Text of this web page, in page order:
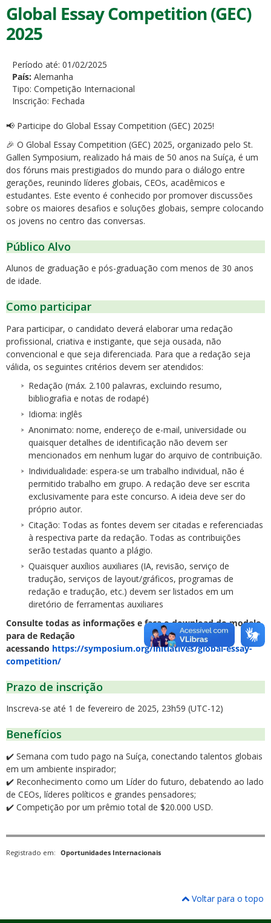
Global Essay Competition (GEC)
2025
Período até: 01/02/2025
País: Alemanha
Tipo: Competição Internacional
Inscrição: Fechada
📢 Participe do Global Essay Competition (GEC) 2025!
🎉 O Global Essay Competition (GEC) 2025, organizado pelo St.
Gallen Symposium, realizado há mais de 50 anos na Suíça, é um
dos fóruns mais prestigiados do mundo para o diálogo entre
gerações, reunindo líderes globais, CEOs, acadêmicos e
estudantes. Este evento é conhecido por promover discussões
sobre os maiores desafios e soluções globais, sempre colocando
os jovens no centro das conversas.
Público Alvo
Alunos de graduação e pós-graduação com menos de 30 anos
de idade.
Como participar
Para participar, o candidato deverá elaborar uma redação
profissional, criativa e instigante, que seja ousada, não
convencional e que seja diferenciada. Para que a redação seja
válida, os seguintes critérios devem ser atendidos:
Redação (máx. 2.100 palavras, excluindo resumo,
bibliografia e notas de rodapé)
Idioma: inglês
Anonimato: nome, endereço de e-mail, universidade ou
quaisquer detalhes de identificação não devem ser
mencionados em nenhum lugar do arquivo de contribuição.
Individualidade: espera-se um trabalho individual, não é
permitido trabalho em grupo. A redação deve ser escrita
exclusivamente para este concurso. A ideia deve ser do
próprio autor.
Citação: Todas as fontes devem ser citadas e referenciadas
à respectiva parte da redação. Todas as contribuições
serão testadas quanto a plágio.
Quaisquer auxílios auxiliares (IA, revisão, serviço de
tradução, serviços de layout/gráficos, programas de
redação e tradução, etc.) devem ser listados em um
diretório de ferramentas auxiliares
Consulte todas as informações e faça o download do modelo
para de Redação
acessando https://symposium.org/initiatives/global-essay-
competition/
Prazo de inscrição
Inscreva-se até 1 de fevereiro de 2025, 23h59 (UTC-12)
Benefícios
✔️ Semana com tudo pago na Suíça, conectando talentos globais
em um ambiente inspirador;
✔️ Reconhecimento como um Líder do futuro, debatendo ao lado
de CEOs, líderes políticos e grandes pensadores;
✔️ Competição por um prêmio total de $20.000 USD.
Registrado em: Oportunidades Internacionais
Voltar para o topo